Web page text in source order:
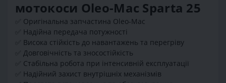
мотокоси Oleo-Mac Sparta 25
✅ Оригінальна запчастина Oleo-Mac
✅ Надійна передача потужності
✅ Висока стійкість до навантажень та перегріву
✅ Довговічність та зносостійкість
✅ Стабільна робота при інтенсивній експлуатації
✅ Надійний захист внутрішніх механізмів